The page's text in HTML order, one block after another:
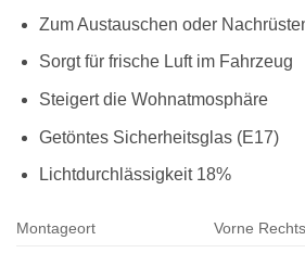
Zum Austauschen oder
Sorgt für frische Luft im Fahrzeug
Steigert die Wohnatmosphäre
Getöntes Sicherheitsglas (E17)
Lichtdurchlässigkeit 18%
Montageort Vorne Rechts